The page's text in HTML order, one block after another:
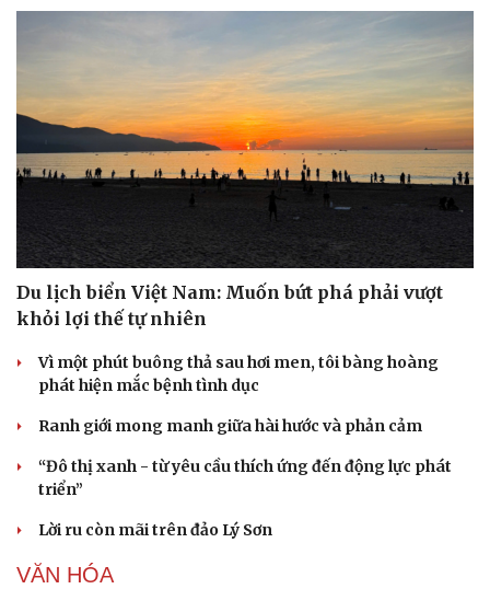
Du lịch biển Việt Nam: Muốn bứt phá phải vượt
khỏi lợi thế tự nhiên
Vì một phút buông thả sau hơi men, tôi bàng hoàng
phát hiện mắc bệnh tình dục
Ranh giới mong manh giữa hài hước và phản cảm
“Đô thị xanh - từ yêu cầu thích ứng đến động lực phát
triển”
Lời ru còn mãi trên đảo Lý Sơn
VĂN HÓA